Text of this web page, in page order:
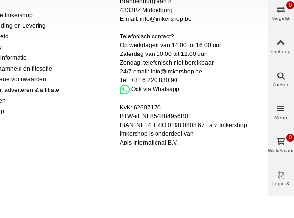
Imkershop
en Levering
en filosofie
voorwaarden
adverteren & affiliate
Brandenburglaan 8
4333BZ Middelburg
E-mail: info@imkershop.be
Telefonisch contact?
Op werkdagen van 14:00 tot 16:00 uur
Zaterdag van 10:00 tot 12:00 uur
Zondag: telefonisch niet bereikbaar
24/7 email: info@imkershop.be
Tel: +31 6 220 830 90
Ook via Whatsapp
KvK: 62607170
BTW-id: NL854884956B01
IBAN: NL14 TRIO 0198 0808 67 t.a.v. Imkershop
Imkershop is onderdeel van
Apis International B.V.
Vergelijk
0
Omhoog
Zoeken
Menu
0
Login &